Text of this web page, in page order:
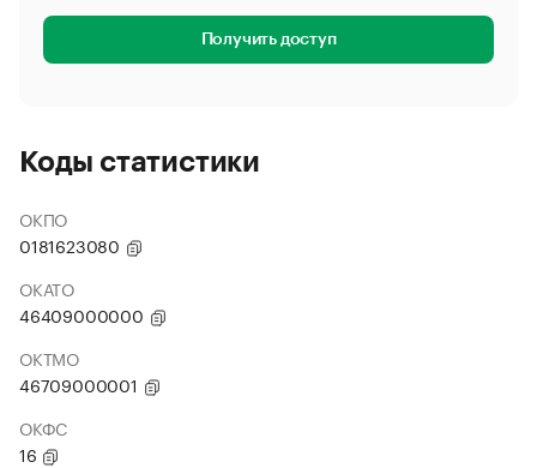
Получить доступ
Коды статистики
ОКПО
0181623080
ОКАТО
46409000000
ОКТМО
46709000001
ОКФС
16